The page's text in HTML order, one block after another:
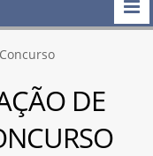
Concurso
DE